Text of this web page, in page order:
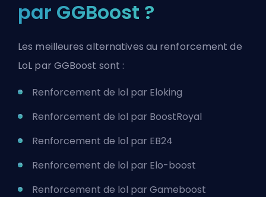
par GGBoost ?
Les meilleures alternatives au renforcement de
LoL par GGBoost sont :
Renforcement de lol par Eloking
Renforcement de lol par BoostRoyal
Renforcement de lol par EB24
Renforcement de lol par Elo-boost
Renforcement de lol par Gameboost